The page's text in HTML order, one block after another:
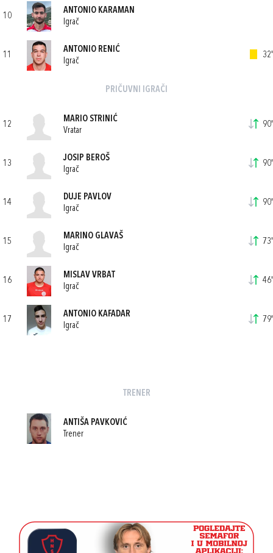
10
ANTONIO KARAMAN
Igrač
11
ANTONIO RENIĆ
Igrač
32'
PRIČUVNI IGRAČI
12
MARIO STRINIĆ
Vratar
90'
13
JOSIP BEROŠ
Igrač
90'
14
DUJE PAVLOV
Igrač
90'
15
MARINO GLAVAŠ
Igrač
73'
16
MISLAV VRBAT
Igrač
46'
17
ANTONIO KAFADAR
Igrač
79'
TRENER
ANTIŠA PAVKOVIĆ
Trener